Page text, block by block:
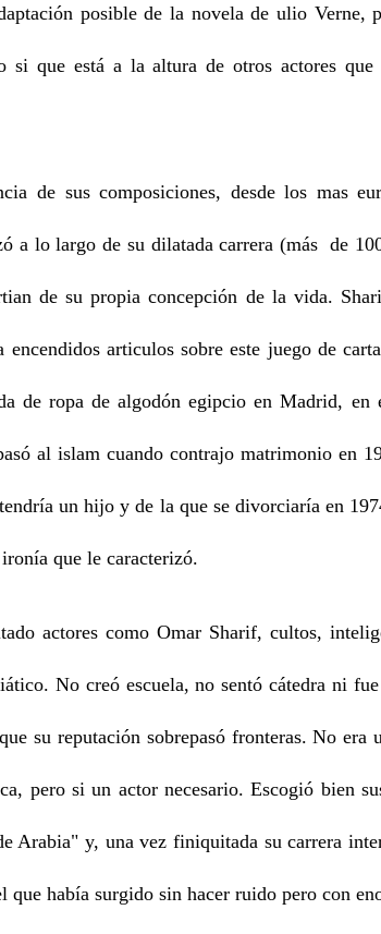
posible de la novela de ulio Verne,
si que está a la altura de otros actores que
de sus composiciones, desde los mas
a lo largo de su dilatada carrera (más de
de su propia concepción de la vida.
articulos sobre este juego de
de ropa de algodón egipcio en Madrid, en
al islam cuando contrajo matrimonio en
un hijo y de la que se divorciaría en
que le caracterizó.
actores como Omar Sharif, cultos,
No creó escuela, no sentó cátedra ni
su reputación sobrepasó fronteras. No era
pero si un actor necesario. Escogió bien
Arabia" y, una vez finiquitada su carrera
que había surgido sin hacer ruido pero con